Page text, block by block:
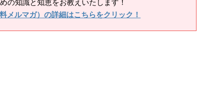
の知識と知恵をお教えいたします！
メルマガ）の詳細はこちらをクリック！